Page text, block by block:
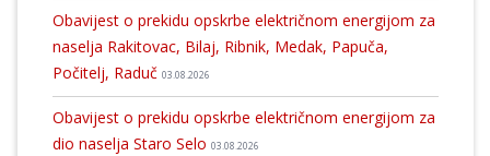
Obavijest o prekidu opskrbe električnom energijom za
naselja Rakitovac, Bilaj, Ribnik, Medak, Papuča,
Počitelj, Raduč 03.08.2026
Obavijest o prekidu opskrbe električnom energijom za
dio naselja Staro Selo 03.08.2026